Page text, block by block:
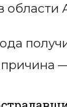
области